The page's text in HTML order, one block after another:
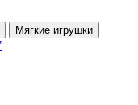
Мягкие игрушки